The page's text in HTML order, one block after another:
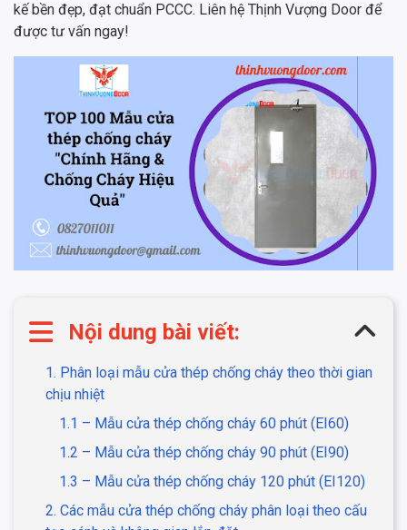
kế bền đẹp, đạt chuẩn PCCC. Liên hệ Thịnh Vượng Door để
được tư vấn ngay!
Nội dung bài viết:
1. Phân loại mẫu cửa thép chống cháy theo thời gian
chịu nhiệt
1.1 – Mẫu cửa thép chống cháy 60 phút (EI60)
1.2 – Mẫu cửa thép chống cháy 90 phút (EI90)
1.3 – Mẫu cửa thép chống cháy 120 phút (EI120)
2. Các mẫu cửa thép chống cháy phân loại theo cấu